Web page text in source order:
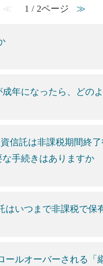
≪ 1 / 2ページ ≫
年になったら、どの
信託は非課税期間終
手続きはありますか
はいつまで非課税で保
ールオーバーされる